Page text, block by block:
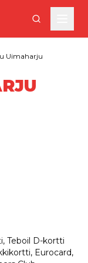
Uimaharju
Teboil D-kortti
Eurocard,